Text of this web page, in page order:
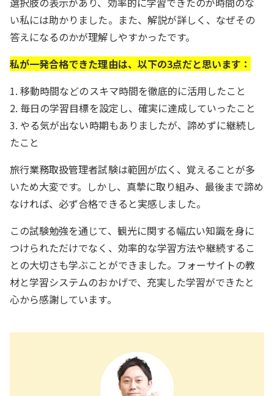
い私には助かりました。また、解説が詳しく、なぜその
答えになるのかが理解しやすかったです。
私が一発合格できた理由は、以下の3点だと思います：
1. 移動時間などのスキマ時間を徹底的に活用したこと
2. 毎日の学習目標を設定し、確実に達成していったこと
3. やる気が出ない時期もありましたが、諦めずに継続し
たこと
旅行業務取扱管理者試験は範囲が広く、覚えることが多
いため大変です。しかし、真摯に取り組み、最後まで諦め
なければ、必ず合格できると実感しました。
この試験勉強を通じて、観光に関する幅広い知識を身に
つけられただけでなく、効率的な学習方法や継続するこ
との大切さも学ぶことができました。フォーサイトの教
材と学習システムのおかげで、充実した学習ができたと
心から感謝しています。